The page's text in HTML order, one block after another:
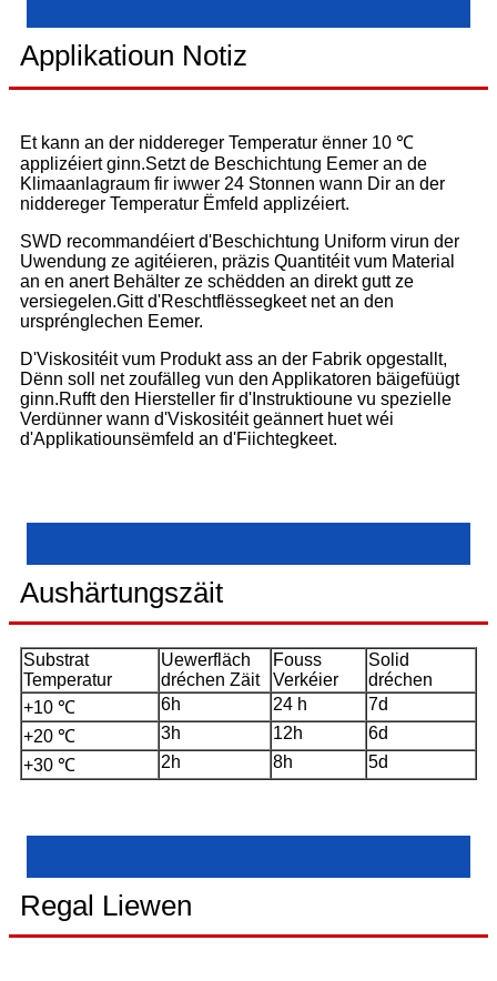
Applikatioun Notiz
Et kann an der niddereger Temperatur ënner 10 ℃
applizéiert ginn.Setzt de Beschichtung Eemer an de
Klimaanlagraum fir iwwer 24 Stonnen wann Dir an der
niddereger Temperatur Ëmfeld applizéiert.
SWD recommandéiert d'Beschichtung Uniform virun der
Uwendung ze agitéieren, präzis Quantitéit vum Material
an en anert Behälter ze schëdden an direkt gutt ze
versiegelen.Gitt d'Reschtflëssegkeet net an den
ursprénglechen Eemer.
D'Viskositéit vum Produkt ass an der Fabrik opgestallt,
Dënn soll net zoufälleg vun den Applikatoren bäigefüügt
ginn.Rufft den Hiersteller fir d'Instruktioune vu spezielle
Verdünner wann d'Viskositéit geännert huet wéi
d'Applikatiounsëmfeld an d'Fiichtegkeet.
Aushärtungszäit
Substrat
Temperatur
Uewerfläch
dréchen Zäit
Fouss
Verkéier
Solid
dréchen
+10 ℃
6h 24 h
7d
+20 ℃
3h 12h
6d
+30 ℃
2h 8h 5d
Regal Liewen